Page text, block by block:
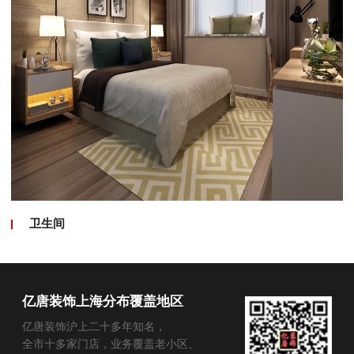
卫生间
亿唐装饰上海分布覆盖地区
亿唐装饰沪上二十多年知名，
全市十多家门店，业务覆盖老小区、